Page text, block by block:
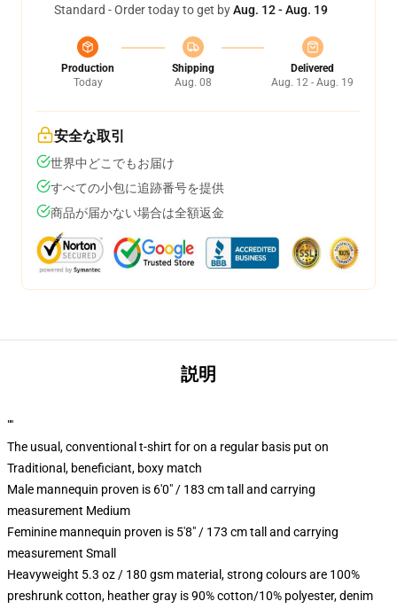
Standard - Order today to get byAug. 12 - Aug. 19
Production
Today
Shipping
Aug. 08
Delivered
Aug. 12 - Aug. 19
安全な取引
世界中どこでもお届け
すべての小包に追跡番号を提供
商品が届かない場合は全額返金
説明
""
The usual, conventional t-shirt for on a regular basis put on
Traditional, beneficiant, boxy match
Male mannequin proven is 6'0" / 183 cm tall and carrying
measurement Medium
Feminine mannequin proven is 5'8" / 173 cm tall and carrying
measurement Small
Heavyweight 5.3 oz / 180 gsm material, strong colours are 100%
preshrunk cotton, heather gray is 90% cotton/10% polyester, denim